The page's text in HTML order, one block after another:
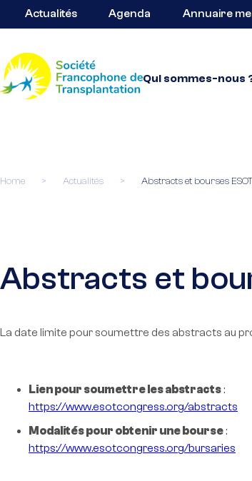
Actualités Agenda Annuaire
Qui sommes-nous
Home > Actualités > Abstracts et bourses
Abstracts et
La date limite pour soumettre des abstracts au
Lien pour soumettre les abstracts:
https://www.esotcongress.org/abstracts
Modalités pour obtenir une bourse:
https://www.esotcongress.org/bursaries